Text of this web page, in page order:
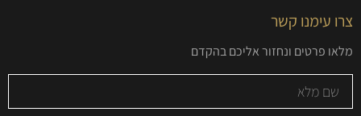
צרו עימנו קשר
מלאו פרטים ונחזור אליכם בהקדם